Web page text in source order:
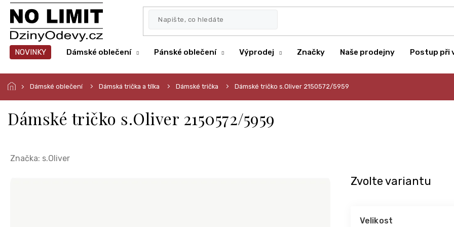
Přejít
obsah
NOVINKY Dámské oblečení Pánské oblečení Výprodej Značky Naše prodejny Postup při
Dámské oblečení Dámská trička a tílka Dámské trička Dámské tričko s.Oliver 2150572/5959
Dámské tričko s.Oliver 2150572/5959
Značka: s.Oliver
Zvolte variantu
Velikost